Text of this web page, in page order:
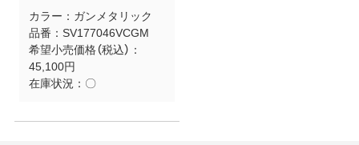
カラー： ガンメタリック
品番： SV177046VCGM
希望小売価格（税込）：
45,100円
在庫状況： 〇